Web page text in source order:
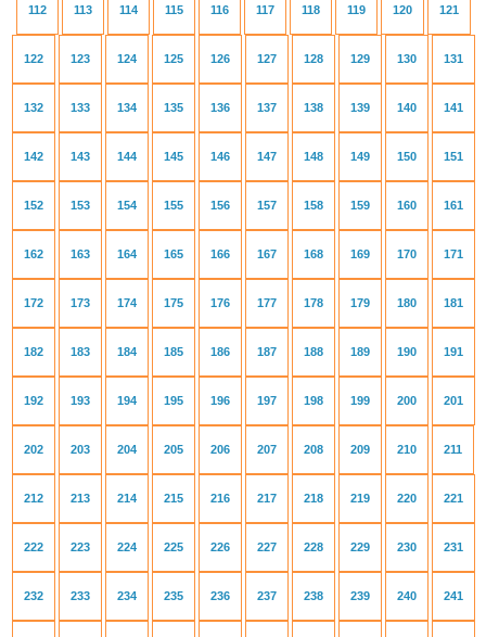
112 113 114 115 116 117 118 119 120 121
122 123 124 125 126 127 128 129 130 131
132 133 134 135 136 137 138 139 140 141
142 143 144 145 146 147 148 149 150 151
152 153 154 155 156 157 158 159 160 161
162 163 164 165 166 167 168 169 170 171
172 173 174 175 176 177 178 179 180 181
182 183 184 185 186 187 188 189 190 191
192 193 194 195 196 197 198 199 200 201
202 203 204 205 206 207 208 209 210 211
212 213 214 215 216 217 218 219 220 221
222 223 224 225 226 227 228 229 230 231
232 233 234 235 236 237 238 239 240 241